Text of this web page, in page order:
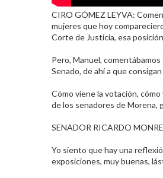
CIRO GÓMEZ LEYVA:
mujeres que hoy
Corte de Justicia, esa
Pero, Manuel,
Senado, de ahí a que
Cómo viene la votación,
de los senadores de Morena,
SENADOR RICARDO
Yo siento que hay una
exposiciones, muy buenas,